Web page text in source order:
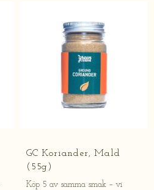
GC Koriander, Mald
(55g)
Köp 5 av samma smak – vi